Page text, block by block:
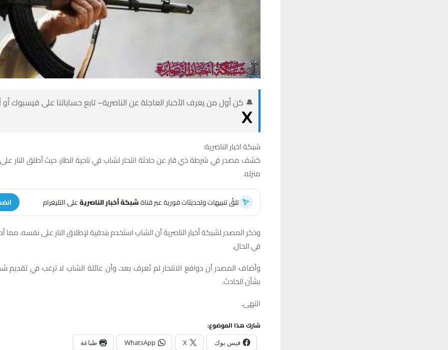
🔔 كن أول من يعرف الأخبار العاجلة عن الناصرية– تابع حساباتنا على فيسبوك
شبكة اخبار الناصرية:
كشف مصدر في شرطة ذي قار عن حادثة انتحار لشاب في ناحية الطار، حيث أطلق النار
منزله.
تلقَّ تنبيهات وتحديثات فورية عبر قناةشبكة أخبار الناصريةعلى التليغرام
وذكر المصدر لشبكة أخبار الناصرية أن الشاب استخدم بندقية لإطلاق النار على نفسه، مما
في الحال.
وأضاف المصدر أن دوافع الانتحار لم تُعرف بعد، وأن عائلة الشاب لا ترغب في
بشأن الحادث.
انتهى.
شارك هذا الموضوع:
فيس بوك X
WhatsApp طباعة